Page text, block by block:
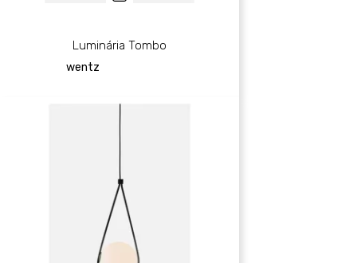
Luminária Tombo
wentz